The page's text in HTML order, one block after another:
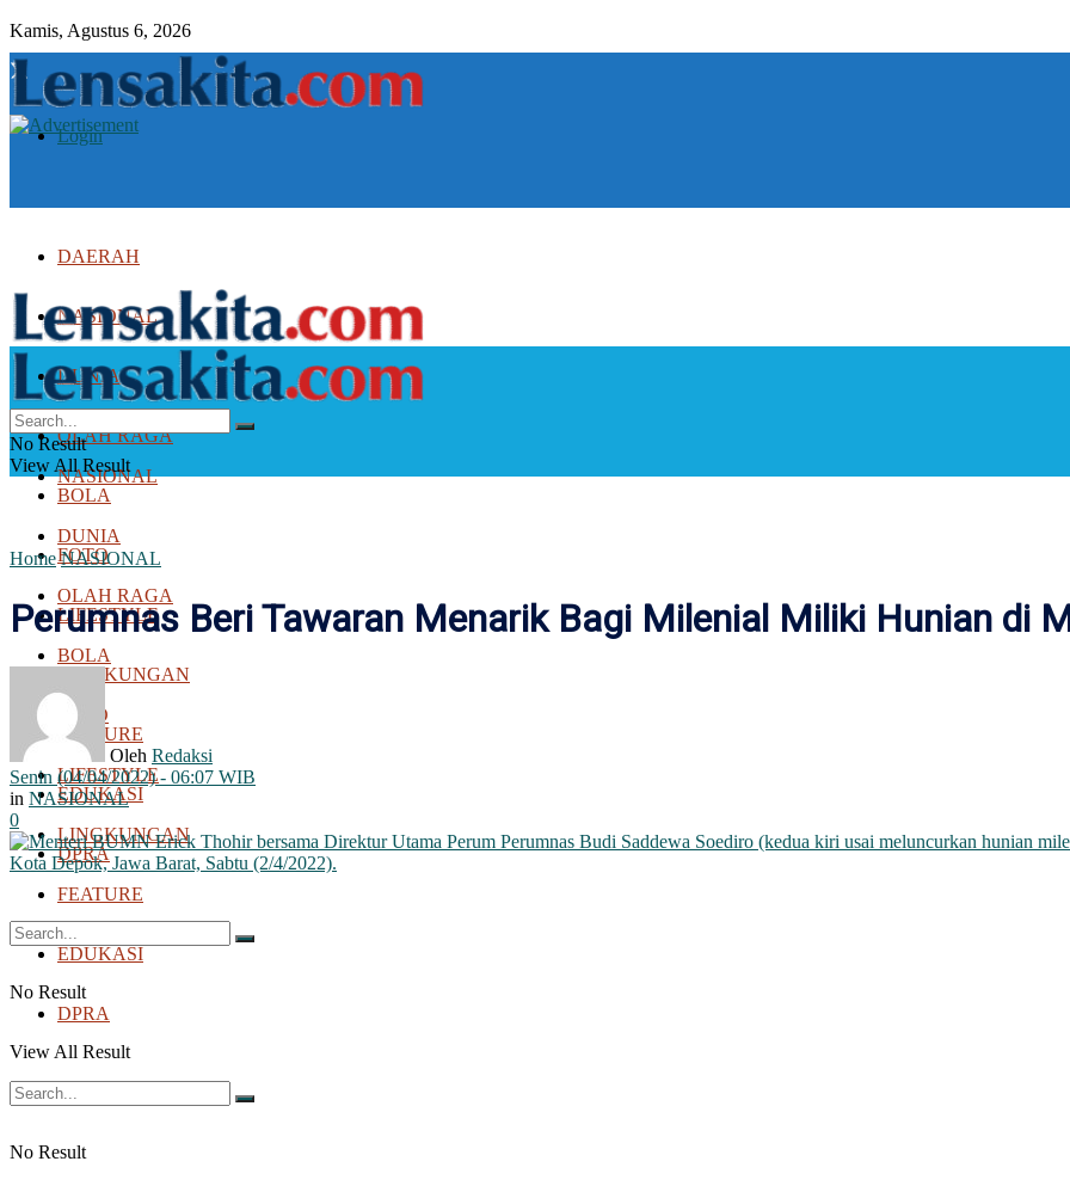
Kamis, Agustus 6, 2026
Login
DAERAH
NASIONAL
DUNIA
OLAH RAGA
BOLA
FOTO
LIFESTYLE
LINGKUNGAN
FEATURE
EDUKASI
DPRA
No Result
View All Result
DAERAH
NASIONAL
DUNIA
OLAH RAGA
BOLA
FOTO
LIFESTYLE
LINGKUNGAN
FEATURE
EDUKASI
DPRA
No Result
No Result
View All Result
Home NASIONAL
Perumnas Beri Tawaran Menarik Bagi Milenial Miliki Hunian di
Oleh Redaksi
Senin (04/04/2022) - 06:07 WIB
in NASIONAL
0